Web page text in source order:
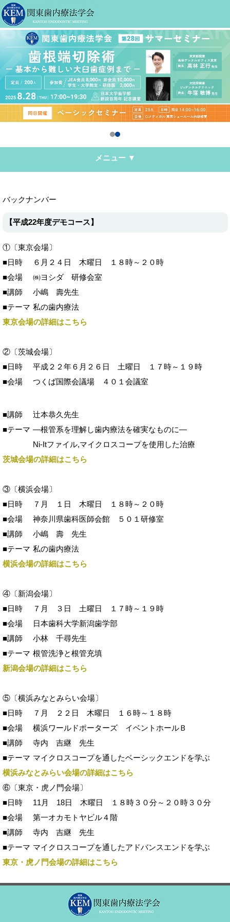
メニュー ▼
バックナンバー
【平成22年度デモコース】
①〔東京会場〕
■日時
６月２４日 木曜日 １８時～２０時
■会場
㈱ヨシダ 研修会室
■講師
小嶋 壽先生
■テーマ 私の歯内療法
東京会場の詳細はこちら
②〔茨城会場〕
■日時
平成２２年６月２６日 土曜日 １７時～１９時
■会場
つくば国際会議場 ４０１会議室
■講師
辻本恭久先生
■テーマ ―根管系を理解し歯内療法を確実なものに―
Ni-Itファイル,マイクロスコープを使用した治療
茨城会場の詳細はこちら
③〔横浜会場〕
■日時
７月 １日 木曜日 １８時～２０時
■会場
神奈川県歯科医師会館 ５０１研修室
■講師
小嶋 壽 先生
■テーマ 私の歯内療法
横浜会場の詳細はこちら
④〔新潟会場〕
■日時
７月 ３日 土曜日 １７時～１９時
■会場
日本歯科大学新潟歯学部
■講師
小林 千尋先生
■テーマ 根管洗浄と根管充填
新潟会場の詳細はこちら
⑤〔横浜みなとみらい会場〕
■日時
７月 ２２日 木曜日 １６時～１８時
■会場
横浜ワールドポーターズ イベントホールＢ
■講師
寺内 吉継 先生
■テーマ マイクロスコープを通したベーシックエンドを学ぶ
横浜みなとみらい会場の詳細はこちら
⑥〔東京・虎ノ門会場〕
■日時
11月 18日 木曜日 １８時３０分～２０時３０分
■会場
第一オカモトヤビル４階
■講師
寺内 吉継 先生
■テーマ マイクロスコープを通したアドバンスエンドを学ぶ
東京・虎ノ門会場の詳細はこちら